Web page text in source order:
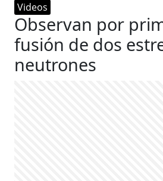
Videos
Observan por
fusión de dos
neutrones